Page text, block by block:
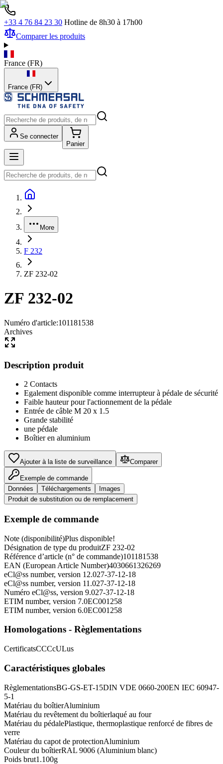
+33 4 76 84 23 30 Hotline de 8h30 à 17h00
Comparer les produits
France (FR)
France (FR)
Se connecter
Panier
More
F 232
ZF 232-02
ZF 232-02
Numéro d'article:101181538
Archives
Description produit
2 Contacts
Egalement disponible comme interrupteur à pédale de sécurité
Faible hauteur pour l'actionnement de la pédale
Entrée de câble M 20 x 1.5
Grande stabilité
une pédale
Boîtier en aluminium
Ajouter à la liste de surveillance Comparer
Exemple de commande
Données
Téléchargements
Images
Produit de substitution ou de remplacement
Exemple de commande
Note (disponibilité)Plus disponible!
Désignation de type du produitZF 232-02
Référence d’article (n° de commande)101181538
EAN (European Article Number)4030661326269
eCl@ss number, version 12.027-37-12-18
eCl@ss number, version 11.027-37-12-18
Numéro eCl@ss, version 9.027-37-12-18
ETIM number, version 7.0EC001258
ETIM number, version 6.0EC001258
Homologations - Règlementations
CertificatsCCCcULus
Caractéristiques globales
RèglementationsBG-GS-ET-15DIN VDE 0660-200EN IEC 60947-
5-1
Matériau du boîtierAluminium
Matériau du revêtement du boîtierlaqué au four
Matériau du pédalePlastique, thermoplastique renforcé de fibres de
verre
Matériau du capot de protectionAluminium
Couleur du boîtierRAL 9006 (Aluminium blanc)
Poids brut1.100g